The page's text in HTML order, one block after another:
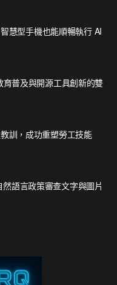
慧型手機也能順暢執行 AI
普及與開源工具創新的雙
訓，成功重塑勞工技能
語言政策審查文字與圖片